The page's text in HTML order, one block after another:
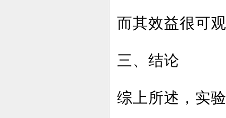
而其效益很可
三、结论
综上所述，实